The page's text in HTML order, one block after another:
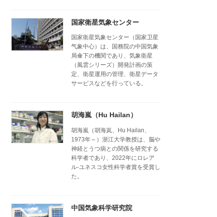
国家衛星気象センター
国家衛星気象センター（国家卫星
气象中心）は、国務院の中国気象
局傘下の機関であり、気象衛星
（風雲シリーズ）開発計画の策
定、衛星運用の管理、衛星データ
サービスなどを行っている。
胡海嵐（Hu Hailan）
胡海嵐（胡海岚、Hu Hailan、
1973年～）浙江大学教授は、脳や
神経とうつ病との関係を研究する
科学者であり、2022年にロレア
ル-ユネスコ女性科学者賞を受賞し
た。
中国気象科学研究院